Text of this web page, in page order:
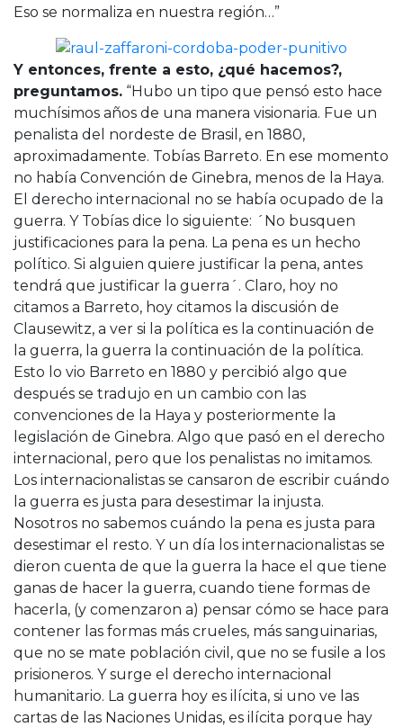
Eso se normaliza en nuestra región…”
Y entonces, frente a esto, ¿qué hacemos?,
preguntamos. “Hubo un tipo que pensó esto hace
muchísimos años de una manera visionaria. Fue un
penalista del nordeste de Brasil, en 1880,
aproximadamente. Tobías Barreto. En ese momento
no había Convención de Ginebra, menos de la Haya.
El derecho internacional no se había ocupado de la
guerra. Y Tobías dice lo siguiente: ´No busquen
justificaciones para la pena. La pena es un hecho
político. Si alguien quiere justificar la pena, antes
tendrá que justificar la guerra´. Claro, hoy no
citamos a Barreto, hoy citamos la discusión de
Clausewitz, a ver si la política es la continuación de
la guerra, la guerra la continuación de la política.
Esto lo vio Barreto en 1880 y percibió algo que
después se tradujo en un cambio con las
convenciones de la Haya y posteriormente la
legislación de Ginebra. Algo que pasó en el derecho
internacional, pero que los penalistas no imitamos.
Los internacionalistas se cansaron de escribir cuándo
la guerra es justa para desestimar la injusta.
Nosotros no sabemos cuándo la pena es justa para
desestimar el resto. Y un día los internacionalistas se
dieron cuenta de que la guerra la hace el que tiene
ganas de hacer la guerra, cuando tiene formas de
hacerla, (y comenzaron a) pensar cómo se hace para
contener las formas más crueles, más sanguinarias,
que no se mate población civil, que no se fusile a los
prisioneros. Y surge el derecho internacional
humanitario. La guerra hoy es ilícita, si uno ve las
cartas de las Naciones Unidas, es ilícita porque hay